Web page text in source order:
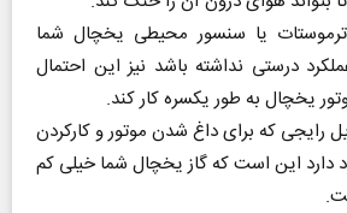
یا سنسور محیطی یخچال شما
درستی نداشته باشد نیز این احتمال
یخچال به طور یکسره کار کند.
رایجی که برای داغ شدن موتور و کارکردن
دارد این است که گاز یخچال شما خیلی کم